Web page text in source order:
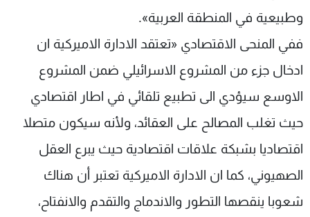
وطبيعية في المنطقة العربية».
ففي المنحى الاقتصادي «تعتقد الادارة الاميركية ان
ادخال جزء من المشروع الاسرائيلي ضمن المشروع
الاوسع سيؤدي الى تطبيع تلقائي في اطار اقتصادي
حيث تغلب المصالح على العقائد، ولأنه سيكون متصلا
اقتصاديا بشبكة علاقات اقتصادية حيث يبرع العقل
الصهيوني، كما ان الادارة الاميركية تعتبر أن هناك
شعوبا ينقصها التطور والاندماج والتقدم والانفتاح،